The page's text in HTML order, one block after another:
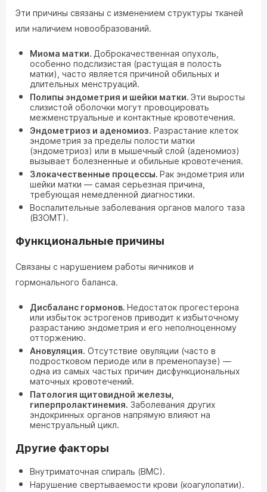
Эти причины связаны с изменением структуры тканей
или наличием новообразований.
Миома матки. Доброкачественная опухоль,
особенно подслизистая (растущая в полость
матки), часто является причиной обильных и
длительных менструаций.
Полипы эндометрия и шейки матки. Эти выросты
слизистой оболочки могут провоцировать
межменструальные и контактные кровотечения.
Эндометриоз и аденомиоз. Разрастание клеток
эндометрия за пределы полости матки
(эндометриоз) или в мышечный слой (аденомиоз)
вызывает болезненные и обильные кровотечения.
Злокачественные процессы. Рак эндометрия или
шейки матки — самая серьезная причина,
требующая немедленной диагностики.
Воспалительные заболевания органов малого таза
(ВЗОМТ).
Функциональные причины
Связаны с нарушением работы яичников и
гормонального баланса.
Дисбаланс гормонов. Недостаток прогестерона
или избыток эстрогенов приводит к избыточному
разрастанию эндометрия и его неполноценному
отторжению.
Ановуляция. Отсутствие овуляции (часто в
подростковом периоде или в пременопаузе) —
одна из самых частых причин дисфункциональных
маточных кровотечений.
Патология щитовидной железы,
гиперпролактинемия. Заболевания других
эндокринных органов напрямую влияют на
менструальный цикл.
Другие факторы
Внутриматочная спираль (ВМС).
Нарушение свертываемости крови (коагулопатии).